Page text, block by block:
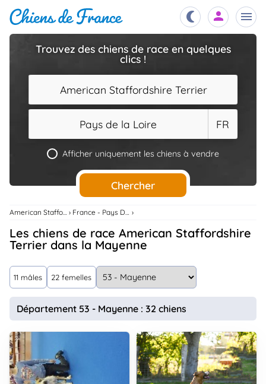
Services
..
Connexion
Trouvez des chiens de race en quelques
clics !
American Staffordshire Terrier
Pays de la Loire FR
Afficher uniquement les chiens à vendre
Chercher
American Staffordshire Terrier France - Pays De La Loire
Les chiens de race American Staffordshire
Terrier dans la Mayenne
11 mâles 22 femelles
Département 53 - Mayenne : 32 chiens